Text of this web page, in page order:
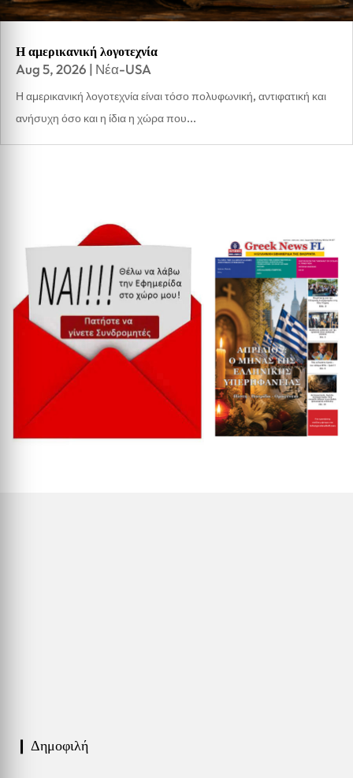
Η αμερικανική λογοτεχνία
Aug 5, 2026 | Νέα-USA
Η αμερικανική λογοτεχνία είναι τόσο πολυφωνική, αντιφατική και
ανήσυχη όσο και η ίδια η χώρα που...
❙ Δημοφιλή